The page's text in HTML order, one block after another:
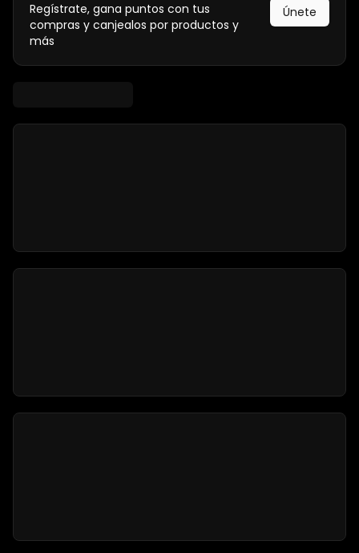
Regístrate, gana puntos con tus
compras y canjealos por productos y
más
Únete